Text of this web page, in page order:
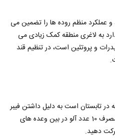
عملکرد منظم روده ها را تضمین می
به لاغری منطقه کمک زیادی می
و پروتئین است، در تنظیم قند
در تابستان است به دلیل داشتن فیبر
بالا از روند لاغری حمایت می کند. با مصرف 10 عدد آلو در بین وعده های
دهید.